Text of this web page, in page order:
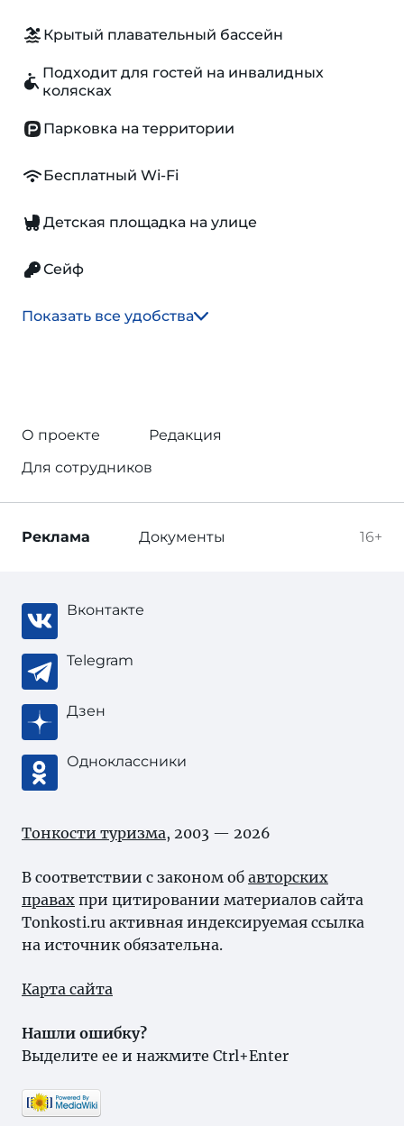
Крытый плавательный бассейн
Подходит для гостей на инвалидных
колясках
Парковка на территории
Бесплатный Wi-Fi
Детская площадка на улице
Сейф
Показать все удобства
О проекте
Редакция
Для сотрудников
16+
Реклама Документы
Вконтакте
Telegram
Дзен
Одноклассники
Тонкости туризма, 2003 — 2026
В соответствии с законом об авторских
правах при цитировании материалов сайта
Tonkosti.ru активная индексируемая ссылка
на источник обязательна.
Карта сайта
Нашли ошибку?
Выделите ее и нажмите Ctrl+Enter